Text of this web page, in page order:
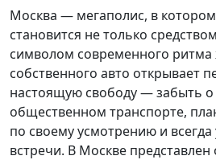
Москва — мегаполис, в
становится не только
символом современного
собственного авто открывает
настоящую свободу — забыть о
общественном транспорте,
по своему усмотрению и
встречи. В Москве